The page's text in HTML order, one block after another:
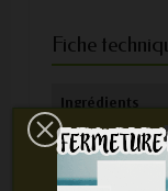
Fiche
Ingrédients
Mode de
production